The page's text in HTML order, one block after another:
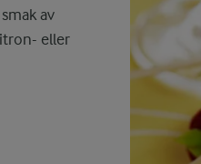
av
eller